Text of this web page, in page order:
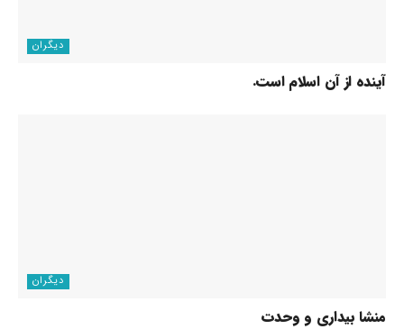
دیگران
آینده از آن اسلام است.
دیگران
منشا بیداری و وحدت